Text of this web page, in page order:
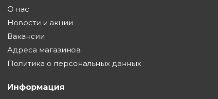
О нас
Новости и акции
Вакансии
Адреса магазинов
Политика о персональных данных
Информация